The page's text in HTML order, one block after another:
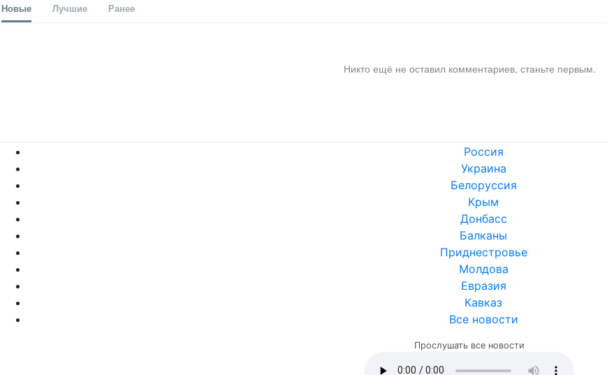
Новые Лучшие Ранее
Никто ещё не оставил комментариев, станьте первым.
Россия
Украина
Белоруссия
Крым
Донбасс
Балканы
Приднестровье
Молдова
Евразия
Кавказ
Все новости
Прослушать все новости